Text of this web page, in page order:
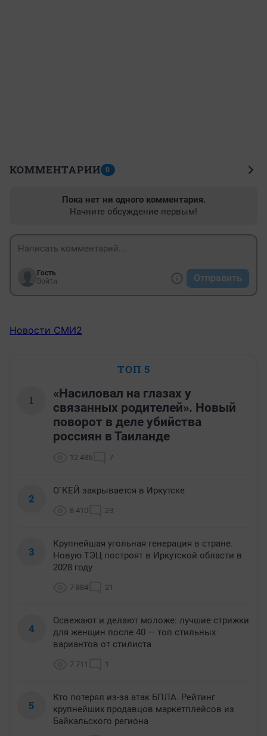
КОММЕНТАРИИ 0
Пока нет ни одного комментария.
Начните обсуждение первым!
Гость
Войти
Отправить
Новости СМИ2
ТОП 5
1
«Насиловал на глазах у
связанных родителей». Новый
поворот в деле убийства
россиян в Таиланде
12 486 7
2
О`КЕЙ закрывается в Иркутске
8 410 23
3
Крупнейшая угольная генерация в стране.
Новую ТЭЦ построят в Иркутской области в
2028 году
7 884 21
4
Освежают и делают моложе: лучшие стрижки
для женщин после 40 — топ стильных
вариантов от стилиста
7 711 1
5
Кто потерял из-за атак БПЛА. Рейтинг
крупнейших продавцов маркетплейсов из
Байкальского региона